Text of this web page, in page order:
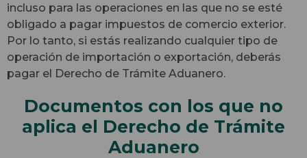
incluso para las operaciones en las que no se esté
obligado a pagar impuestos de comercio exterior.
Por lo tanto, si estás realizando cualquier tipo de
operación de importación o exportación, deberás
pagar el Derecho de Trámite Aduanero.
Documentos con los que no
aplica el Derecho de Trámite
Aduanero